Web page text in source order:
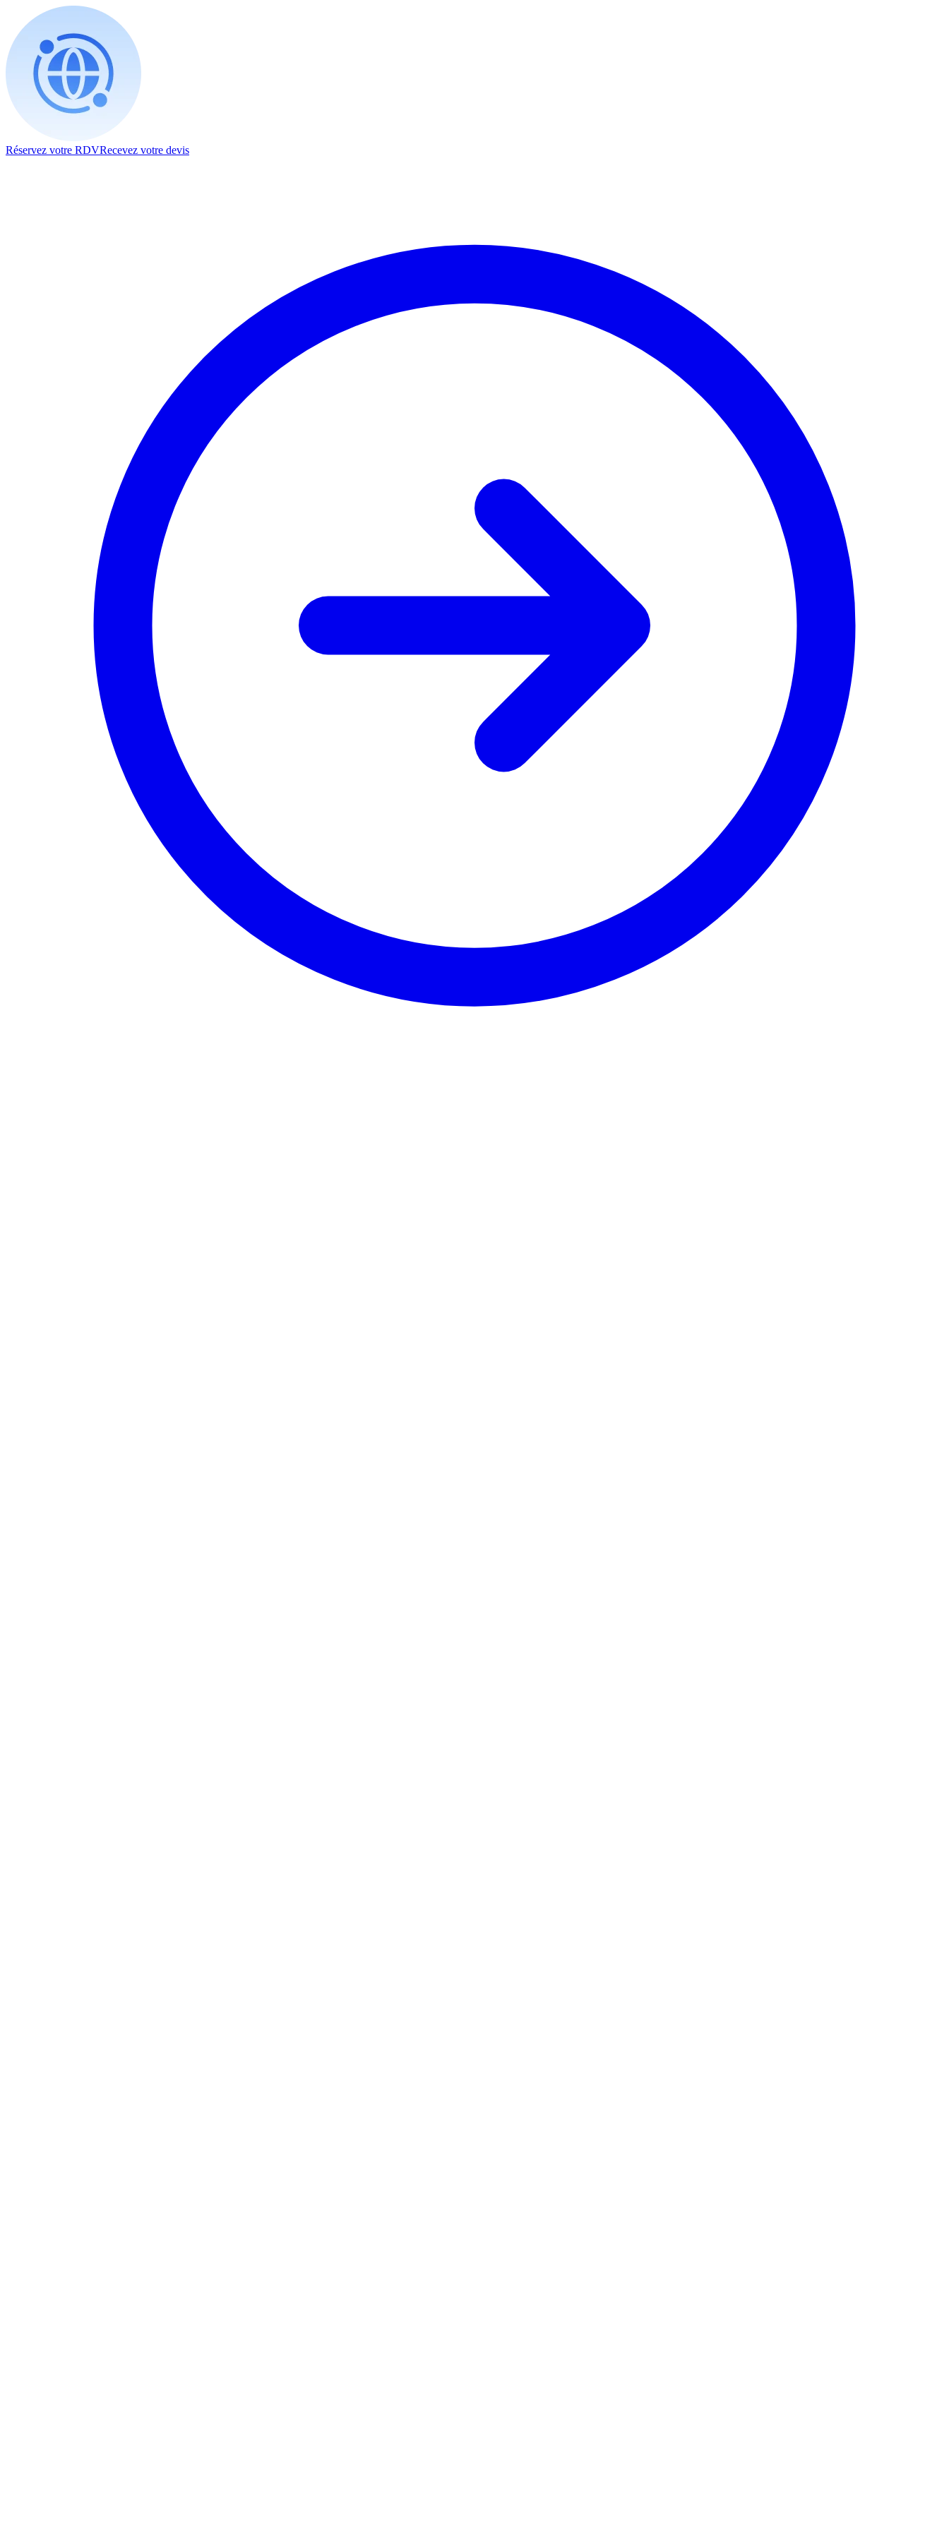
Réservez votre RDVRecevez votre devis